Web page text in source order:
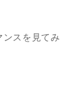
ンスを見てみ